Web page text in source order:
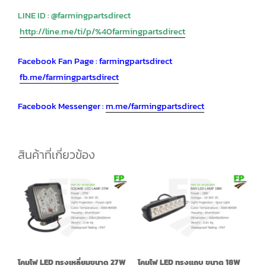
LINE ID : @farmingpartsdirect
http://line.me/ti/p/%40farmingpartsdirect
Facebook Fan Page : farmingpartsdirect
fb.me/farmingpartsdirect
Facebook Messenger : m.me/farmingpartsdirect
สินค้าที่เกี่ยวข้อง
โคมไฟ LED ทรงเหลี่ยมขนาด 27W โคมไฟ LED ทรงแถบ ขนาด 18W